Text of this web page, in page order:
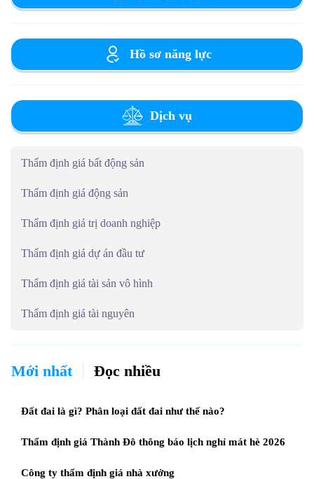
Hồ sơ năng lực
Dịch vụ
Thẩm định giá bất động sản
Thẩm định giá động sản
Thẩm định giá trị doanh nghiệp
Thẩm định giá dự án đầu tư
Thẩm định giá tài sản vô hình
Thẩm định giá tài nguyên
Mới nhất Đọc nhiều
Đất đai là gì? Phân loại đất đai như thế nào?
Thẩm định giá Thành Đô thông báo lịch nghỉ mát hè 2026
Công ty thẩm định giá nhà xưởng